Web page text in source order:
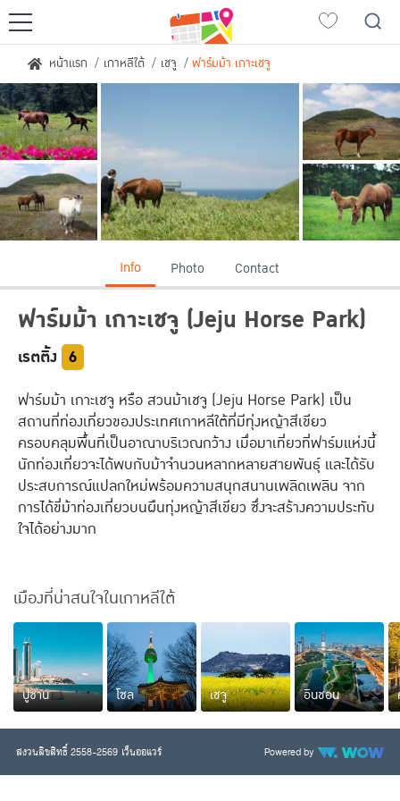
ญี่ปุ่นเที่ยวไหนดี
เที่ยวฮอกไกโด
เที่ยวซัปโปโร
เที่ยวโตเกียว
เที่ยวโอซาก้า
เที่ยวนาโกย่า
เอเชียเที่ยวไหนดี
เกาหลีใต้
จีน
ฮ่องกง
มาเก๊า
พม่า
ไทย
เวียดนาม
ลาว
อินเดีย
จอร์เจีย
ตุรกี
ฝรั่งเศส
อิตาลี
อังกฤษ
สวิตเซอร์แลนด์
เนเธอร์แลนด์
นอร์เวย์
รัสเซีย
กรีซ
หน้าแรก เกาหลีใต้ เชจู ฟาร์มม้า เกาะเชจู
Info Photo Contact
ฟาร์มม้า เกาะเชจู (Jeju Horse Park)
เรตติ้ง 6
ฟาร์มม้า เกาะเชจู หรือ สวนม้าเชจู (Jeju Horse Park) เป็น
สถานที่ท่องเที่ยวของประเทศเกาหลีใต้ที่มีทุ่งหญ้าสีเขียว
ครอบคลุมพื้นที่เป็นอาณาบริเวณกว้าง เมื่อมาเที่ยวที่ฟาร์มแห่งนี้
นักท่องเที่ยวจะได้พบกับม้าจำนวนหลากหลายสายพันธุ์ และได้รับ
ประสบการณ์แปลกใหม่พร้อมความสนุกสนานเพลิดเพลิน จาก
การได้ขี่ม้าท่องเที่ยวบนผืนทุ่งหญ้าสีเขียว ซึ่งจะสร้างความประทับ
ใจได้อย่างมาก
เมืองที่น่าสนใจในเกาหลีใต้
ปูซาน โซล เชจู อินชอน
สงวนลิขสิทธิ์ 2558-2569 เว็นออแวร์ Powered by